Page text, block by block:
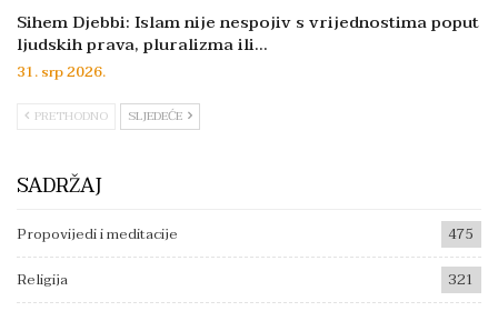
Sihem Djebbi: Islam nije nespojiv s vrijednostima poput
ljudskih prava, pluralizma ili…
31. srp 2026.
PRETHODNO SLJEDEĆE
SADRŽAJ
Propovijedi i meditacije
475
Religija
321